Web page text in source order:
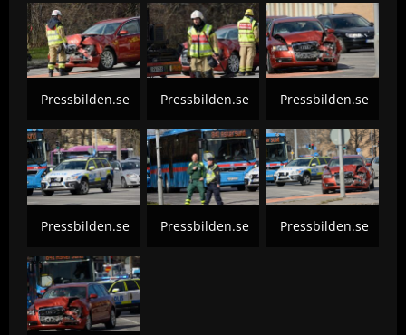
Pressbilden.se Pressbilden.se Pressbilden.se
Pressbilden.se Pressbilden.se Pressbilden.se